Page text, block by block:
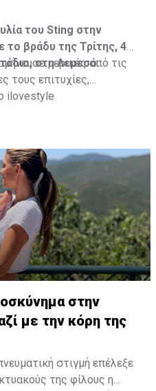
του Sting στην
το βράδυ της Τρίτης, 4
στη Λεμεσό.
μερικές από τις
τους επιτυχίες,
ilovestyle
στην
με την κόρη της
στιγμή επέλεξε
της φίλους η